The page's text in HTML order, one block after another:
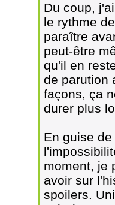
Du coup,
le rythme
paraître
peut-être
qu'il en
de parution
façons, ça
durer plus
En guise
moment, je
avoir sur
spoilers.